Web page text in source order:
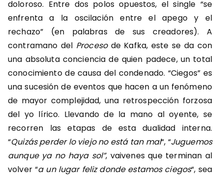
doloroso. Entre dos polos opuestos, el single “se
enfrenta a la oscilación entre el apego y el
rechazo” (en palabras de sus creadores). A
contramano del Procesode Kafka, este se da con
una absoluta conciencia de quien padece, un total
conocimiento de causa del condenado. “Ciegos” es
una sucesión de eventos que hacen a un fenómeno
de mayor complejidad, una retrospección forzosa
del yo lírico. Llevando de la mano al oyente, se
recorren las etapas de esta dualidad interna.
“Quizás perder lo viejo no está tan mal“, “Juguemos
aunque ya no haya sol”, vaivenes que terminan al
volver “a un lugar feliz donde estamos ciegos“, sea